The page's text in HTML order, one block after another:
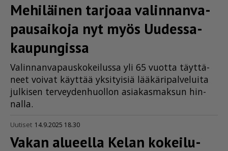
Mehiläinen tarjoaa valin­nan­va­
pau­saikoja nyt myös Uudes­sa­
kau­pun­gissa
Va­lin­nan­va­paus­ko­kei­lus­sa yli 65 vuot­ta täyt­tä­
neet voi­vat käyt­tää yk­si­tyi­siä lää­kä­ri­pal­ve­lui­ta
jul­ki­sen ter­vey­den­huol­lon asi­a­kas­mak­sun hin­
nal­la.
Uutiset 14.9.2025 18.30
Vakan alueella Kelan kokei­lu­